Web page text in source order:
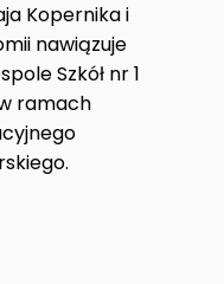
Kopernika i
nawiązuje
Szkół nr 1
ramach